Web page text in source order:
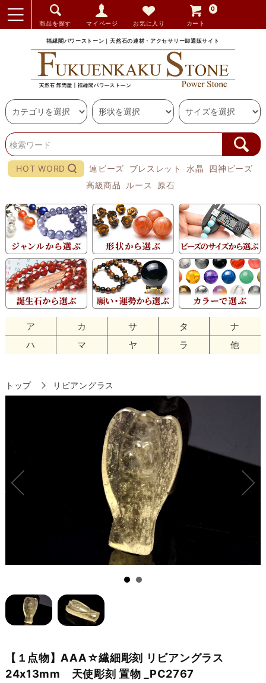
商品を探す マイページ お気に入り カート
0
福縁閣パワーストーン｜天然石の連材・アクセサリー卸通販サイト
HOT WORD 連ビーズ ブレスレット 水晶
四神ビーズ
高級商品
ルース 原石
ア カ サ タ
ナ
ハ
マ ヤ ラ 他
トップ リビアングラス
【１点物】AAA☆繊細彫刻 リビアングラス
24x13mm 天使彫刻 置物 _PC2767